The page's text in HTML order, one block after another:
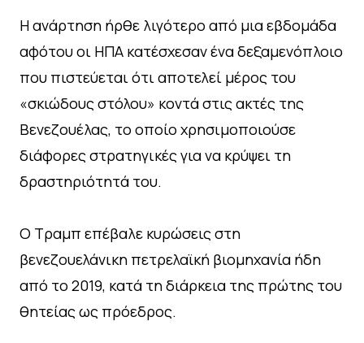
Η ανάρτηση ήρθε λιγότερο από μια εβδομάδα
αφότου οι ΗΠΑ κατέσχεσαν ένα δεξαμενόπλοιο
που πιστεύεται ότι αποτελεί μέρος του
«σκιώδους στόλου» κοντά στις ακτές της
Βενεζουέλας, το οποίο χρησιμοποιούσε
διάφορες στρατηγικές για να κρύψει τη
δραστηριότητά του.
Ο Τραμπ επέβαλε κυρώσεις στη
βενεζουελάνικη πετρελαϊκή βιομηχανία ήδη
από το 2019, κατά τη διάρκεια της πρώτης του
θητείας ως πρόεδρος.